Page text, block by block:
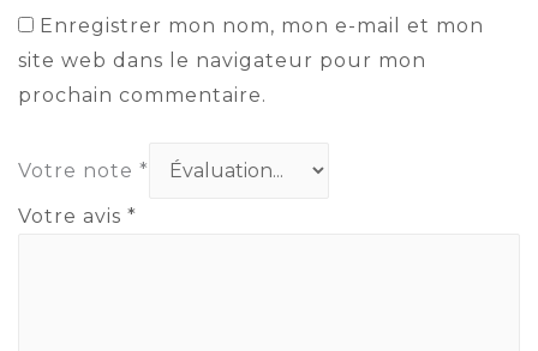
Enregistrer mon nom, mon e-mail et mon
site web dans le navigateur pour mon
prochain commentaire.
Votre note *
Votre avis *